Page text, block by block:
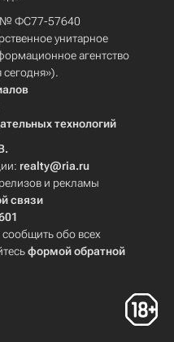
№ ФС77-57640
унитарное
агентство
технологий
realty@ria.ru
и рекламы
связи
обо всех
формой обратной